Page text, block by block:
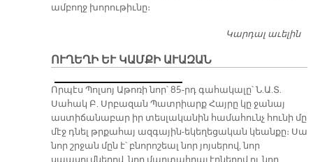
ամբողջ խորութիւնը։
Կարդալ աւելին
ՈՒՂԵՂԻ ԵՒ ԿԱՄՔԻ ԱՒԱԶԱՆ
Որպէս Պոլսոյ Աթոռի նոր՝ 85-րդ գահակալը՝ Ն.Ա.Տ.
Սահակ Բ. Սրբազան Պատրիարք Հայրը կը ջանայ
աստիճանաբար իր տեսլականին համահունչ հունի մը
մէջ դնել թրքահայ ազգային-եկեղեցական կեանքը։ Սա
նոր շրջան մըն է՝ բնորոշեալ նոր յոյսերով, նոր
սպասումներով, նոր մարտահրաւէրներով ու նոր